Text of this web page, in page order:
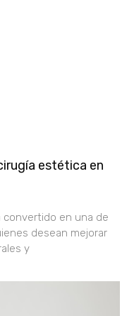
estética en
convertido en una de
desean mejorar
y